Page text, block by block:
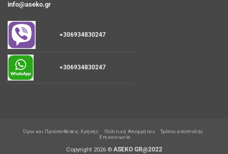
info@aseko.gr
+306934830247
+306934830247
Όροι και Προϋποθέσεις Χρήσης Πολιτική Απορρήτου
Τρόποι αποστολής
Επικοινωνία
Copyright 2026 © ASEKO GR@2022